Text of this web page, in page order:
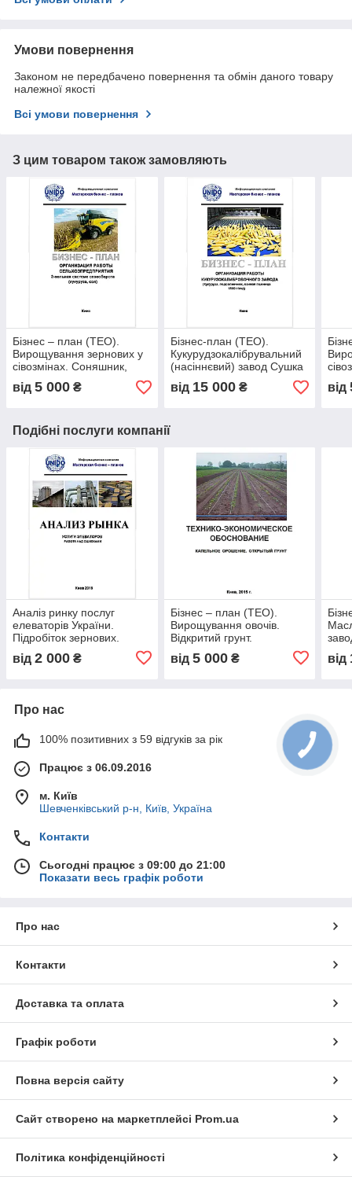
Умови повернення
Законом не передбачено повернення та обмін даного товару
належної якості
Всі умови повернення
З цим товаром також замовляють
Бізнес – план (ТЕО).
Вирощування зернових у
сівозмінах. Соняшник,
ріпак, буряк, кукурудза,
соя, пшениця. Двопільний
від 5 000 ₴
Бізнес-план (ТЕО).
Кукурудзокалібрувальний
(насіннєвий) завод Сушка
очищення калібрування
протруювання насіння
від 15 000₴ від
Подібні послуги компанії
Аналіз ринку послуг
елеваторів України.
Підробіток зернових.
гравцям. Робота над
від 2 000 ₴
Бізнес – план (ТЕО).
Вирощування овочів.
Відкритий грунт.
Картопля капуста перець
від 5 000₴ від
Про нас
100% позитивних з 59 відгуків за рік
Працює з 06.09.2016
м. Київ
Шевченківський р-н, Київ, Україна
Контакти
Сьогодні працює з 09:00 до 21:00
Показати весь графік роботи
Про нас
Контакти
Доставка та оплата
Графік роботи
Повна версія сайту
Сайт створено на маркетплейсі Prom.ua
Політика конфіденційності